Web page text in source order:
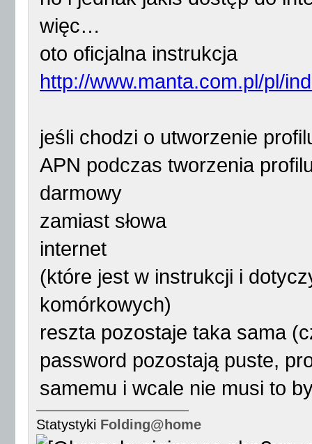
więc…
oto oficjalna instrukcja
http://www.manta.com.pl/pl/
jeśli chodzi o utworzenie
APN podczas tworzenia
darmowy
zamiast słowa
internet
(które jest w instrukcji i
komórkowych)
reszta pozostaje taka sama
password pozostają puste,
samemu i wcale nie musi to
Statystyki Folding@home